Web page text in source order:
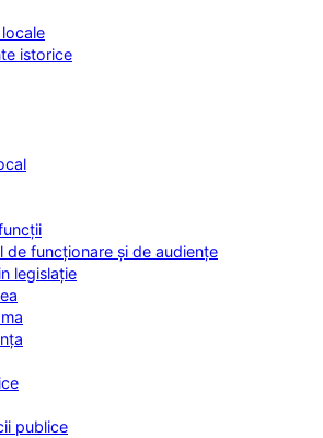
istorice
de funcționare și de audiențe
legislație
publice